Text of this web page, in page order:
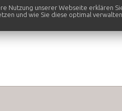
Nutzung unserer Webseite erklären
und wie Sie diese optimal verwalten